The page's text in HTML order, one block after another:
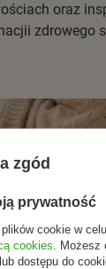
oraz
zdrowego
zgód
prywatność
cookie w
cookies .
dostępu do